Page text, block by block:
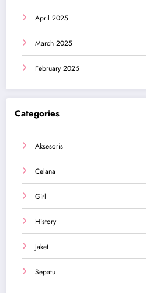
April 2025
March 2025
February 2025
Categories
Aksesoris
Celana
Girl
History
Jaket
Sepatu